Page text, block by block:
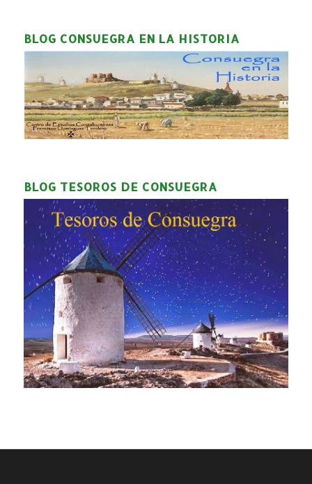
BLOG CONSUEGRA EN LA HISTORIA
BLOG TESOROS DE CONSUEGRA